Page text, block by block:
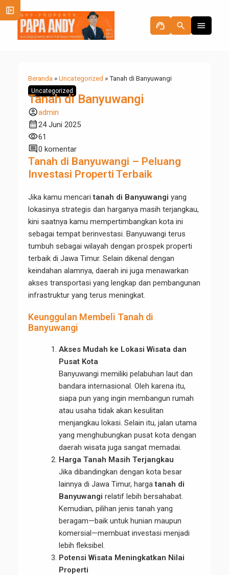
support_agent search menu
Beranda »Uncategorized »Tanah di Banyuwangi
Uncategorized
Tanah di Banyuwangi
account_circleadmin
calendar_month24 Juni 2025
visibility61
comment0 komentar
Tanah di Banyuwangi – Peluang
Investasi Properti Terbaik
Jika kamu mencaritanah di Banyuwangi yang
lokasinya strategis dan harganya masih terjangkau,
kini saatnya kamu mempertimbangkan kota ini
sebagai tempat berinvestasi. Banyuwangi terus
tumbuh sebagai wilayah dengan prospek properti
terbaik di Jawa Timur. Selain dikenal dengan
keindahan alamnya, daerah ini juga menawarkan
akses transportasi yang lengkap dan pembangunan
infrastruktur yang terus meningkat.
Keunggulan Membeli Tanah di
Banyuwangi
Akses Mudah ke Lokasi Wisata dan
Pusat Kota
Banyuwangi memiliki pelabuhan laut dan
bandara internasional. Oleh karena itu,
siapa pun yang ingin membangun rumah
atau usaha tidak akan kesulitan
menjangkau lokasi. Selain itu, jalan utama
yang menghubungkan pusat kota dengan
daerah wisata juga sangat memadai.
Harga Tanah Masih Terjangkau
Jika dibandingkan dengan kota besar
lainnya di Jawa Timur, hargatanah di
Banyuwangi relatif lebih bersahabat.
Kemudian, pilihan jenis tanah yang
beragam—baik untuk hunian maupun
komersial—membuat investasi menjadi
lebih fleksibel.
Potensi Wisata Meningkatkan Nilai
Properti
left_panel_open